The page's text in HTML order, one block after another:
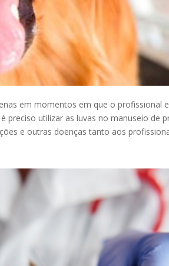
em momentos em que o profissional
preciso utilizar as luvas no manuseio de
e outras doenças tanto aos